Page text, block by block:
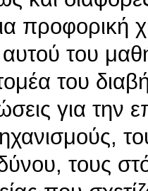
προφορική
του
του
για την
τους